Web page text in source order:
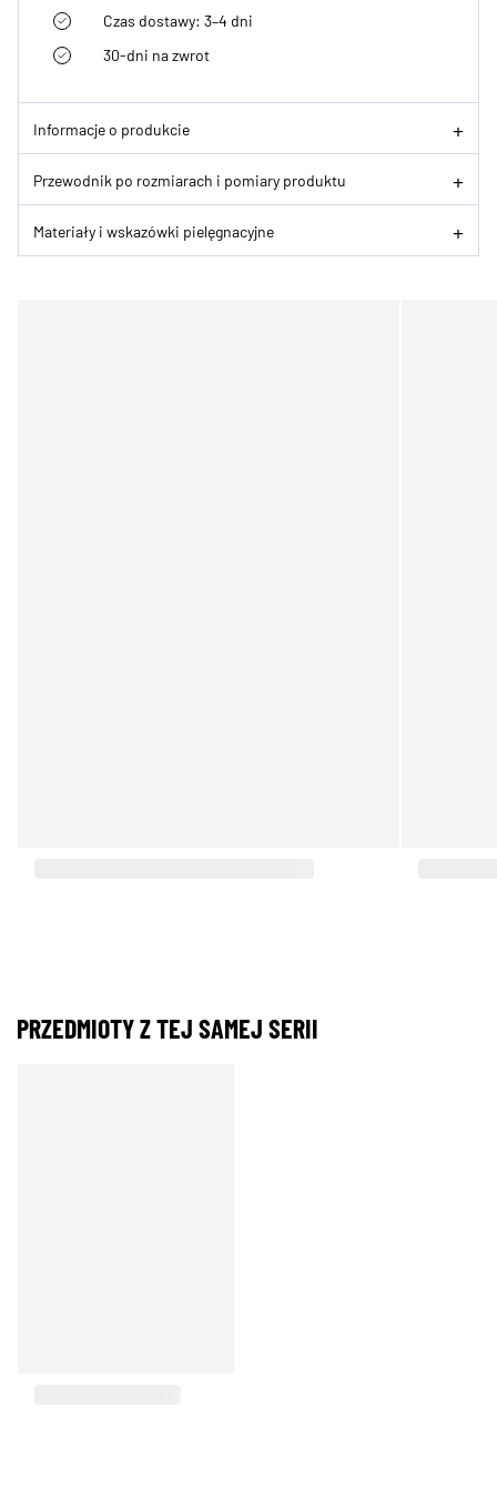
Czas dostawy: 3–4 dni
30-dni na zwrot
Informacje o produkcie
Przewodnik po rozmiarach i pomiary produktu
Materiały i wskazówki pielęgnacyjne
PRZEDMIOTY Z TEJ SAMEJ SERII